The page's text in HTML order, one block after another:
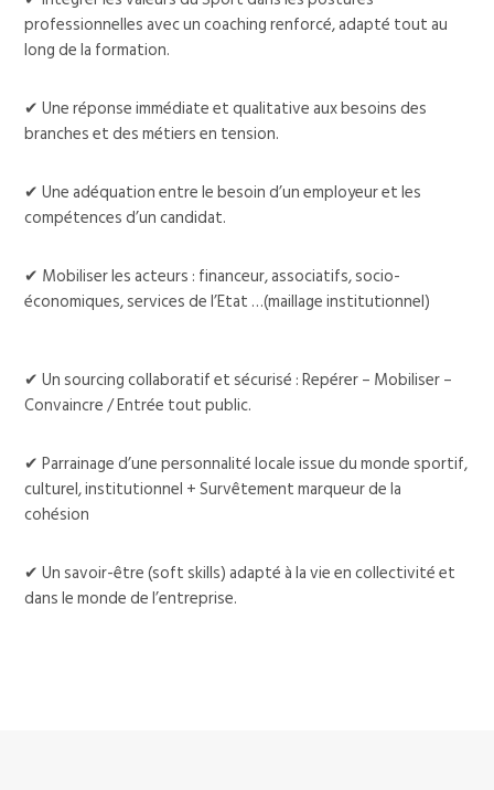
professionnelles avec un coaching renforcé, adapté tout au
long de la formation.
✔ Une réponse immédiate et qualitative aux besoins des
branches et des métiers en tension.
✔ Une adéquation entre le besoin d’un employeur et les
compétences d’un candidat.
✔ Mobiliser les acteurs : financeur, associatifs, socio-
économiques, services de l’Etat …(maillage institutionnel)
✔ Un sourcing collaboratif et sécurisé : Repérer – Mobiliser –
Convaincre / Entrée tout public.
✔ Parrainage d’une personnalité locale issue du monde sportif,
culturel, institutionnel + Survêtement marqueur de la
cohésion
✔ Un savoir-être (soft skills) adapté à la vie en collectivité et
dans le monde de l’entreprise.